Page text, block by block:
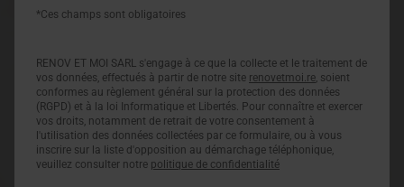
*Ces champs sont obligatoires
RENOV ET MOI SARL s'engage à ce que la collecte et le traitement de
vos données, effectués à partir de notre site renovetmoi.re, soient
conformes au règlement général sur la protection des données
(RGPD) et à la loi Informatique et Libertés. Pour connaître et exercer
vos droits, notamment de retrait de votre consentement à
l'utilisation des données collectées par ce formulaire, ou à vous
inscrire sur la liste d'opposition au démarchage téléphonique,
veuillez consulter notre politique de confidentialité